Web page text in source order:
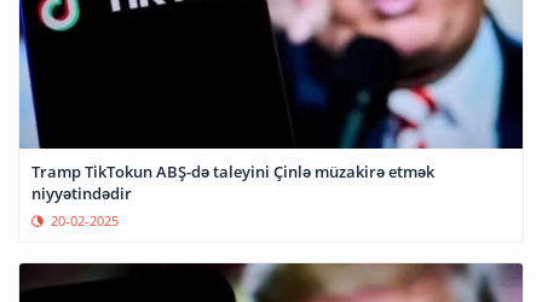
Tramp TikTokun ABŞ-də taleyini Çinlə müzakirə etmək
niyyətindədir
20-02-2025